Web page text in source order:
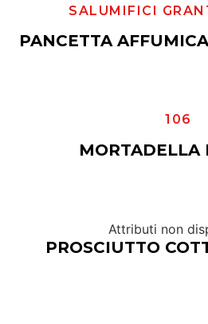
SALUMIFICI
PANCETTA
106
MORTADELLA
Attributi non
PROSCIUTTO